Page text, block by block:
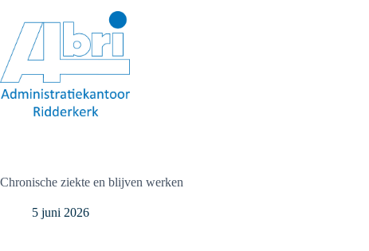
inhoud
Chronische ziekte en blijven werken
5 juni 2026